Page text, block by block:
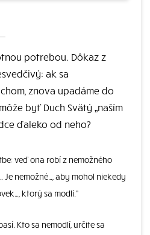
potrebou. Dôkaz z
ak sa
znova upadáme do
byť Duch Svätý „naším
ďaleko od neho?
veď ona robí z nemožného
Je nemožné…, aby mohol niekedy
ktorý sa modlí.“
Kto sa nemodlí, určite sa